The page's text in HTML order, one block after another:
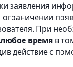
заявления
ограничении
При
время в
действие с